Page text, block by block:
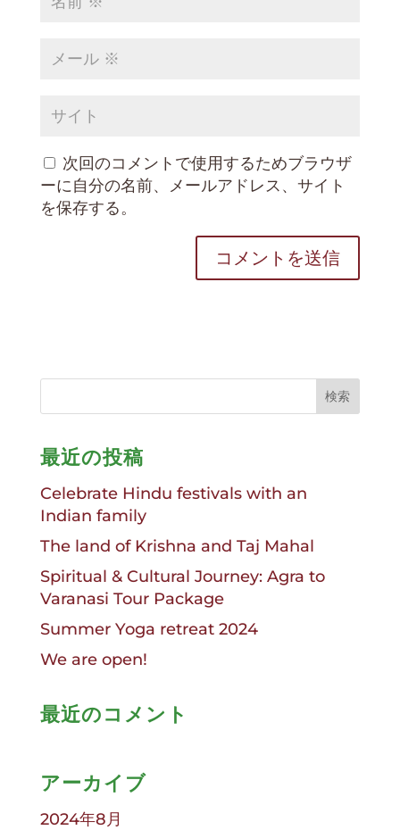
次回のコメントで使用するためブラウザ
ーに自分の名前、メールアドレス、サイト
を保存する。
最近の投稿
Celebrate Hindu festivals with an
Indian family
The land of Krishna and Taj Mahal
Spiritual & Cultural Journey: Agra to
Varanasi Tour Package
Summer Yoga retreat 2024
We are open!
最近のコメント
アーカイブ
2024年8月